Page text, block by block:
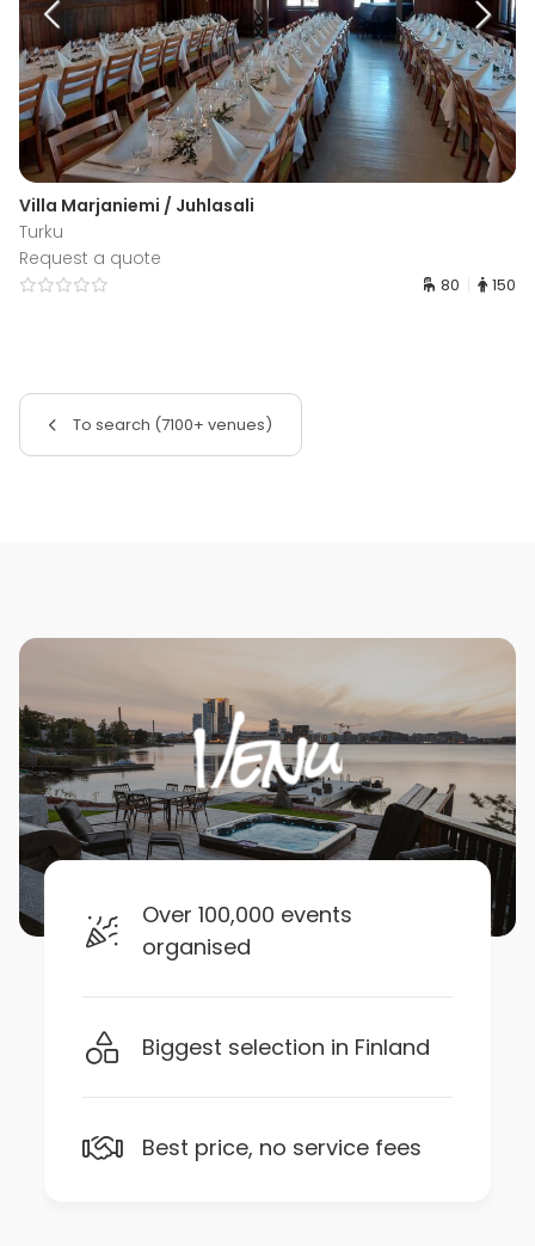
Villa Marjaniemi / Juhlasali
Turku
Request a quote
80 150
To search (7100+ venues)
Over 100,000 events
organised
Biggest selection in Finland
Best price, no service fees